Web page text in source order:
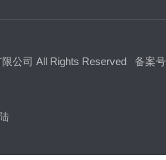
公司 All Rights Reserved 备案